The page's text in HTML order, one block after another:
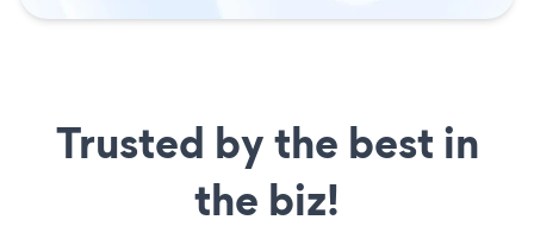
Trusted by the best in
the biz!